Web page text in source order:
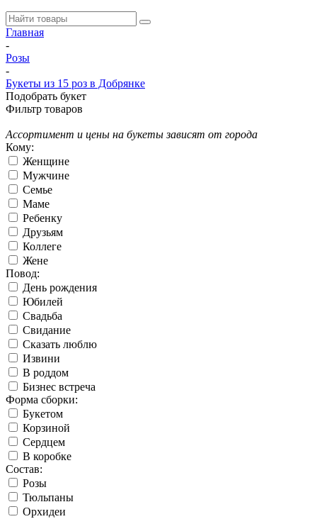
Главная
-
Розы
-
Букеты из 15 роз в Добрянке
Подобрать букет
Фильтр товаров
Ассортимент и цены на букеты зависят от города
Кому:
Женщине
Мужчине
Семье
Маме
Ребенку
Друзьям
Коллеге
Жене
Повод:
День рождения
Юбилей
Свадьба
Свидание
Сказать люблю
Извини
В роддом
Бизнес встреча
Форма сборки:
Букетом
Корзиной
Сердцем
В коробке
Состав:
Розы
Тюльпаны
Орхидеи